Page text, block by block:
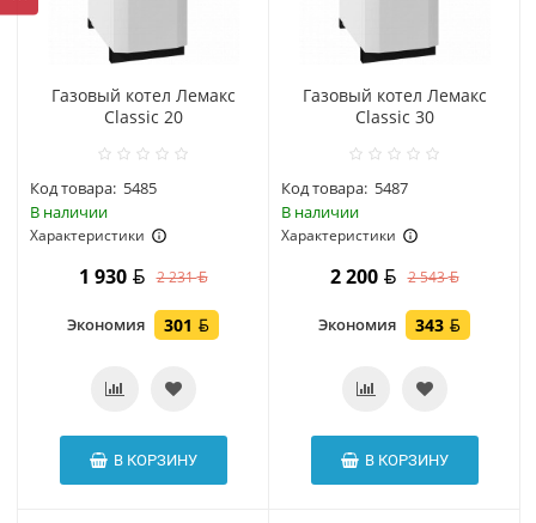
Газовый котел Лемакс
Classic 20
Код товара: 5485
В наличии
Характеристики
1 930 2 231
Экономия 301
В КОРЗИНУ
Газовый котел Лемакс
Classic 30
Код товара: 5487
В наличии
Характеристики
2 200 2 543
Экономия 343
В КОРЗИНУ